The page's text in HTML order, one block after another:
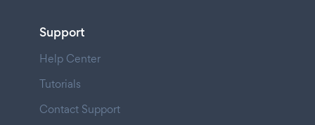
Support
Help Center
Tutorials
Contact Support